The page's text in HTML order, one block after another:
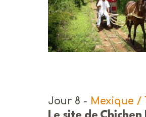
Jour 8 - Mexique /